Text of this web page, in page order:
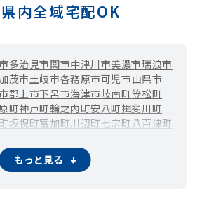
内全域宅配OK
多治見市関市中津川市美濃市瑞浪市
茂市土岐市各務原市可児市山県市
郡上市下呂市海津市岐南町笠松町
町神戸町輪之内町安八町揖斐川町
坂祝町富加町川辺町七宗町 八百津町
もっと見る